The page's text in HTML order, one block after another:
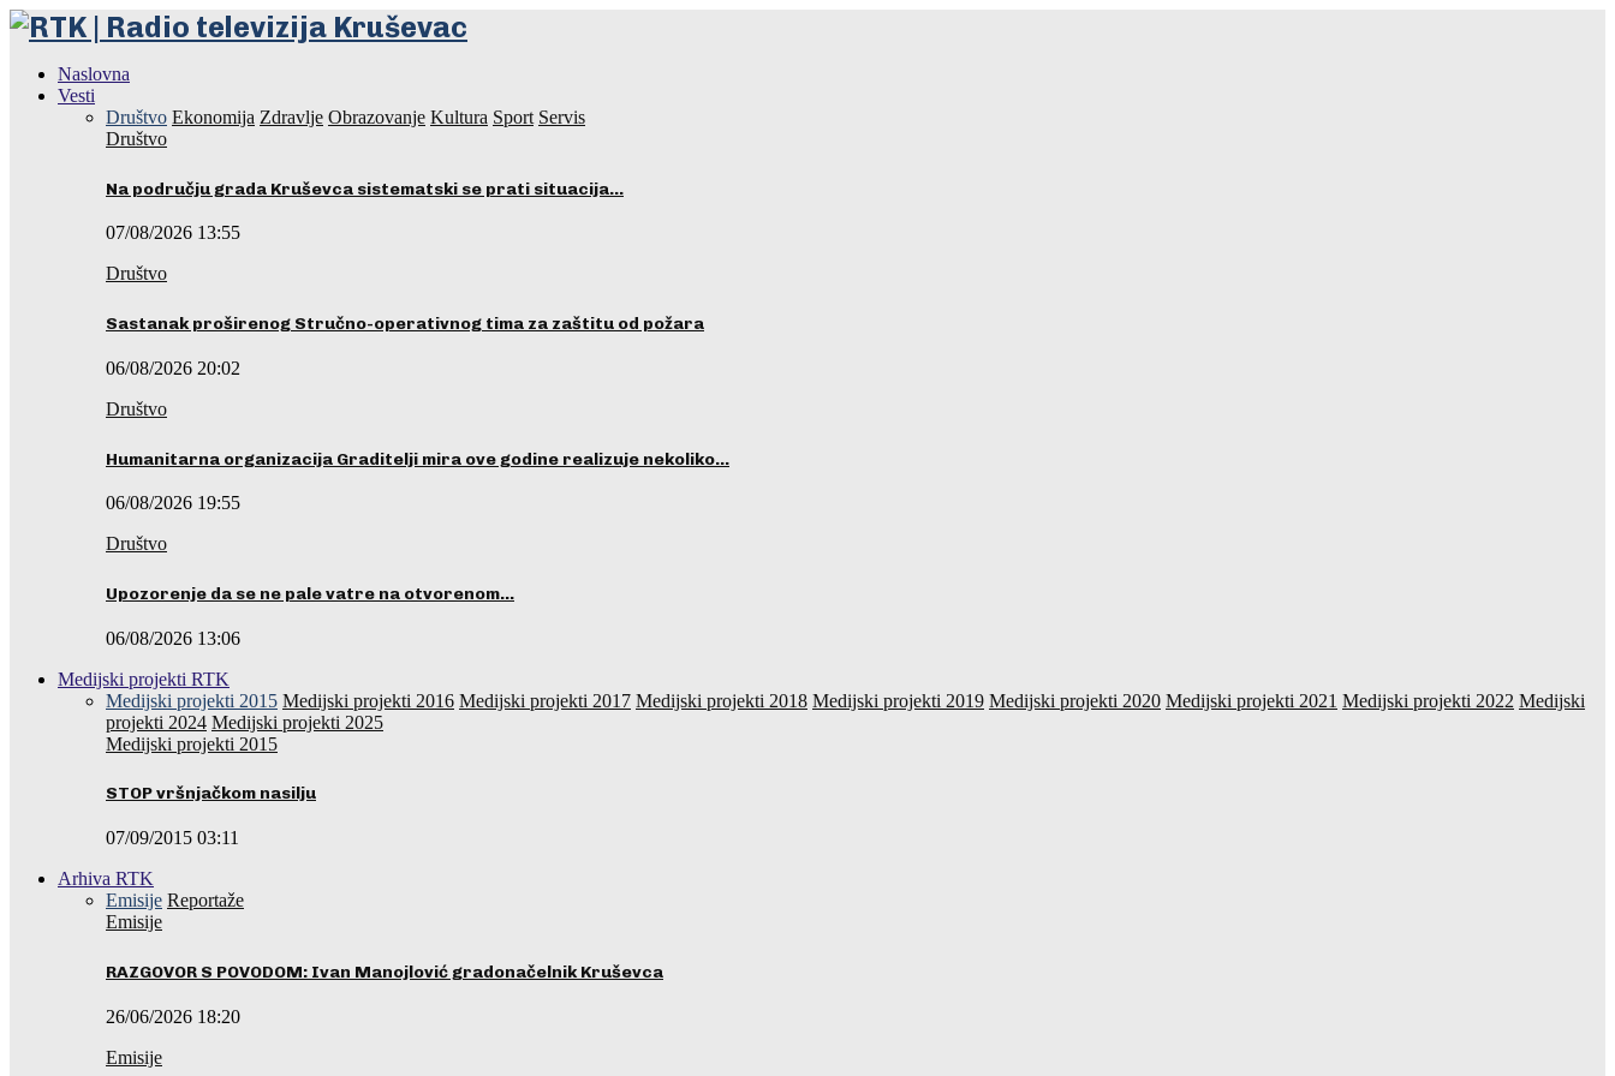
Naslovna
Vesti
Društvo Ekonomija Zdravlje Obrazovanje Kultura Sport Servis
Društvo
Na području grada Kruševca sistematski se prati situacija…
07/08/2026 13:55
Društvo
Sastanak proširenog Stručno-operativnog tima za zaštitu od požara
06/08/2026 20:02
Društvo
Humanitarna organizacija Graditelji mira ove godine realizuje nekoliko…
06/08/2026 19:55
Društvo
Upozorenje da se ne pale vatre na otvorenom…
06/08/2026 13:06
Medijski projekti RTK
Medijski projekti 2015 Medijski projekti 2016 Medijski projekti 2017 Medijski projekti 2018 Medijski projekti 2019 Medijski projekti 2020 Medijski projekti 2021 Medijski projekti 2022 Medijski
projekti 2024 Medijski projekti 2025
Medijski projekti 2015
STOP vršnjačkom nasilju
07/09/2015 03:11
Arhiva RTK
Emisije Reportaže
Emisije
RAZGOVOR S POVODOM: Ivan Manojlović gradonačelnik Kruševca
26/06/2026 18:20
Emisije